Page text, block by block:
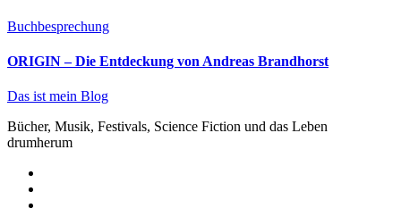
Buchbesprechung
ORIGIN – Die Entdeckung von Andreas Brandhorst
Das ist mein Blog
Bücher, Musik, Festivals, Science Fiction und das Leben
drumherum